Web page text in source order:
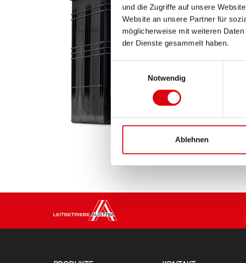
und die Zugriffe auf unsere
Website an unsere Partner für
möglicherweise mit weiteren
der Dienste gesammelt haben.
Notwendig
Ablehnen